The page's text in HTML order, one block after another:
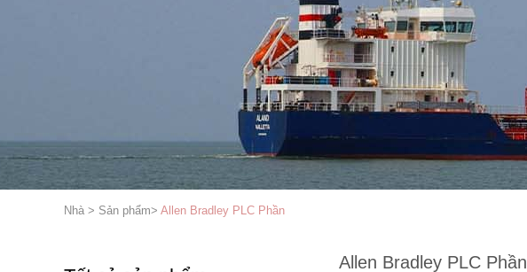
Nhà > Sản phẩm> Allen Bradley PLC Phần
Allen Bradley PLC Phần